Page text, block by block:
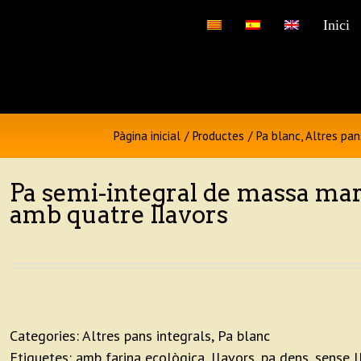
…
Inici
Pàgina inicial / Productes / Pa blanc Altres
Pa semi-integral de massa
amb quatre llavors
Categories:Altres pans integrals, Pa blanc